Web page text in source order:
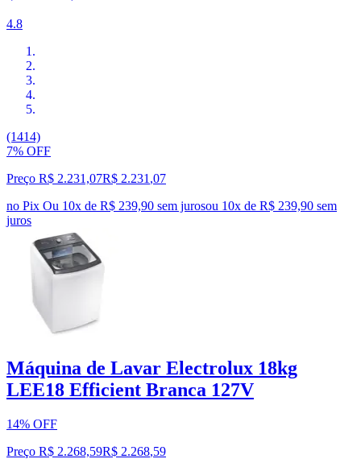
4.8
(1414)
7% OFF
Preço R$ 2.231,07R$ 2.231,07
no Pix Ou 10x de R$ 239,90 sem jurosou 10x de R$ 239,90 sem
juros
Máquina de Lavar Electrolux 18kg
LEE18 Efficient Branca 127V
14% OFF
Preço R$ 2.268,59R$ 2.268,59